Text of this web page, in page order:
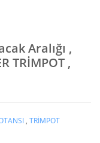
Aralığı ,
TRİMPOT ,
,TRİMPOT